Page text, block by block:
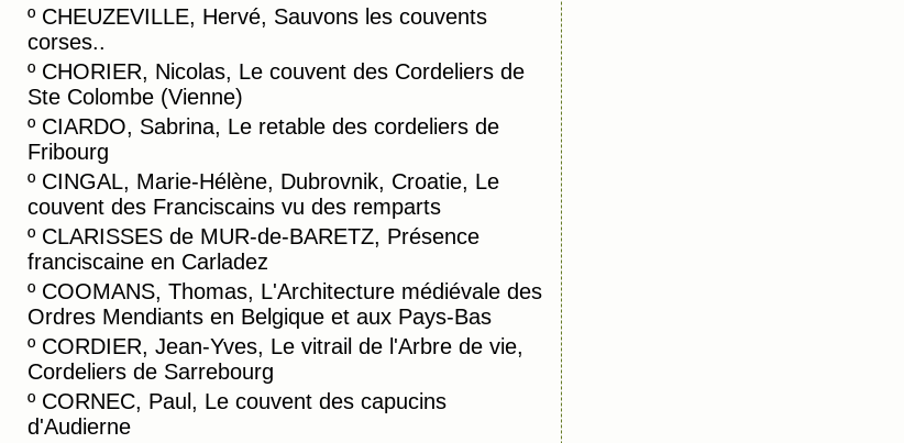
º CHEUZEVILLE, Hervé, Sauvons les couvents
corses..
º CHORIER, Nicolas, Le couvent des Cordeliers de
Ste Colombe (Vienne)
º CIARDO, Sabrina, Le retable des cordeliers de
Fribourg
º CINGAL, Marie-Hélène, Dubrovnik, Croatie, Le
couvent des Franciscains vu des remparts
º CLARISSES de MUR-de-BARETZ, Présence
franciscaine en Carladez
º COOMANS, Thomas, L'Architecture médiévale des
Ordres Mendiants en Belgique et aux Pays-Bas
º CORDIER, Jean-Yves, Le vitrail de l'Arbre de vie,
Cordeliers de Sarrebourg
º CORNEC, Paul, Le couvent des capucins
d'Audierne